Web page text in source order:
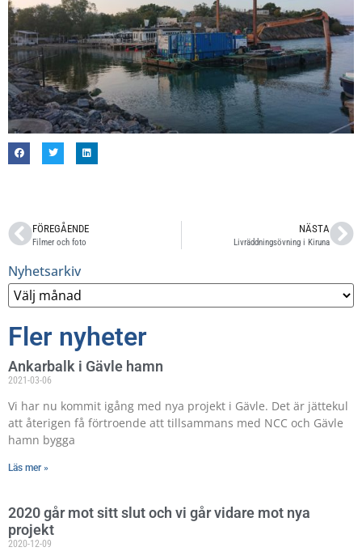
FÖREGÅENDE
Filmer och foto
NÄSTA
Livräddningsövning i Kiruna
Nyhetsarkiv
Fler nyheter
Ankarbalk i Gävle hamn
2021-03-06
Vi har nu kommit igång med nya projekt i Gävle. Det är jättekul
att återigen få förtroende att tillsammans med NCC och Gävle
hamn bygga
Läs mer »
2020 går mot sitt slut och vi går vidare mot nya
projekt
2020-12-09